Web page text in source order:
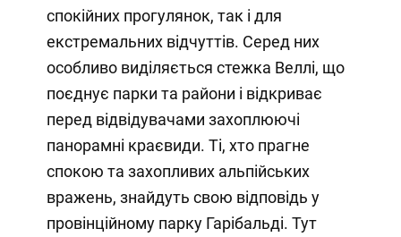
спокійних прогулянок, так і для
екстремальних відчуттів. Серед них
особливо виділяється стежка Веллі, що
поєднує парки та райони і відкриває
перед відвідувачами захоплюючі
панорамні краєвиди. Ті, хто прагне
спокою та захопливих альпійських
вражень, знайдуть свою відповідь у
провінційному парку Гарібальді. Тут